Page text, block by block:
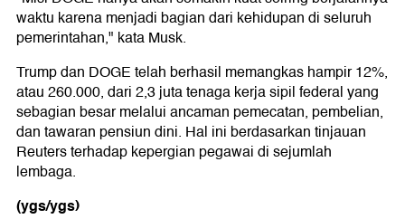
waktu karena menjadi bagian dari kehidupan di seluruh
pemerintahan," kata Musk.
Trump dan DOGE telah berhasil memangkas hampir 12%,
atau 260.000, dari 2,3 juta tenaga kerja sipil federal yang
sebagian besar melalui ancaman pemecatan, pembelian,
dan tawaran pensiun dini. Hal ini berdasarkan tinjauan
Reuters terhadap kepergian pegawai di sejumlah
lembaga.
(ygs/ygs)